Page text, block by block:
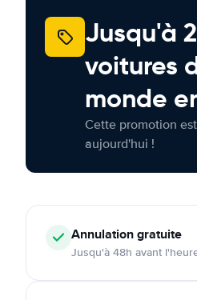
Jusqu'à
voitures
monde
Cette promotion
aujourd'hui !
Annulationgratuite
Jusqu'à 48h avant